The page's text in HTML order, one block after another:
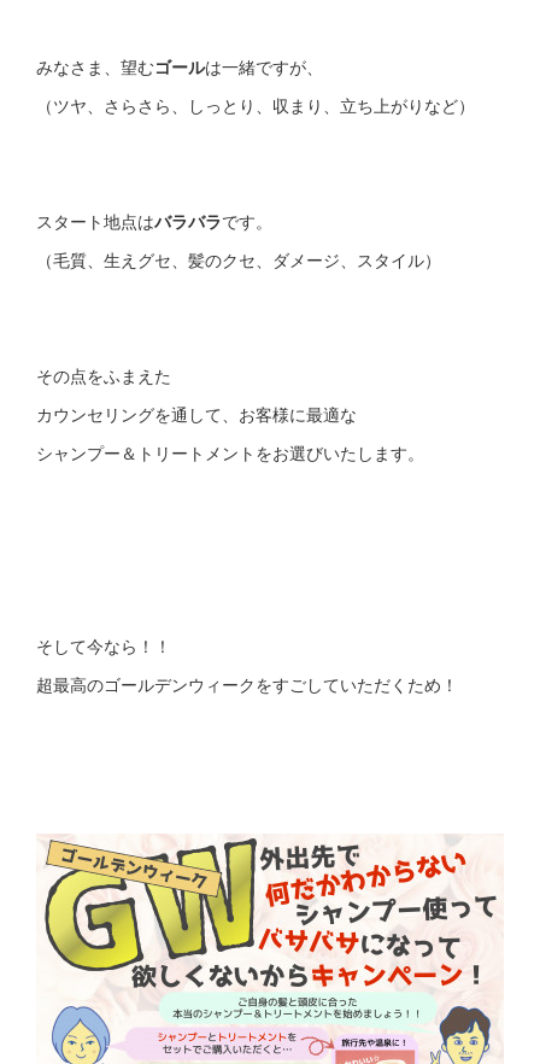
みなさま、望むゴールは一緒ですが、
（ツヤ、さらさら、しっとり、収まり、立ち上がりなど）
スタート地点はバラバラです。
（毛質、生えグセ、髪のクセ、ダメージ、スタイル）
その点をふまえた
カウンセリングを通して、お客様に最適な
シャンプー＆トリートメントをお選びいたします。
そして今なら！！
超最高のゴールデンウィークをすごしていただくため！